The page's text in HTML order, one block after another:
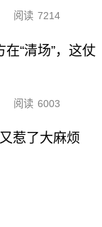
阅读 7214
“清场”，这仗
阅读 6003
惹了大麻烦